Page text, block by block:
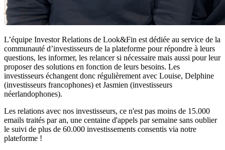
L’équipe Investor Relations de Look&Fin est dédiée au service de la
communauté d’investisseurs de la plateforme pour répondre à leurs
questions, les informer, les relancer si nécessaire mais aussi pour leur
proposer des solutions en fonction de leurs besoins. Les
investisseurs échangent donc régulièrement avec Louise, Delphine
(investisseurs francophones) et Jasmien (investisseurs
néerlandophones).
Les relations avec nos investisseurs, ce n'est pas moins de 15.000
emails traités par an, une centaine d'appels par semaine sans oublier
le suivi de plus de 60.000 investissements consentis via notre
plateforme !